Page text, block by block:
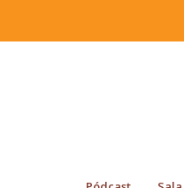
debe salir del país?